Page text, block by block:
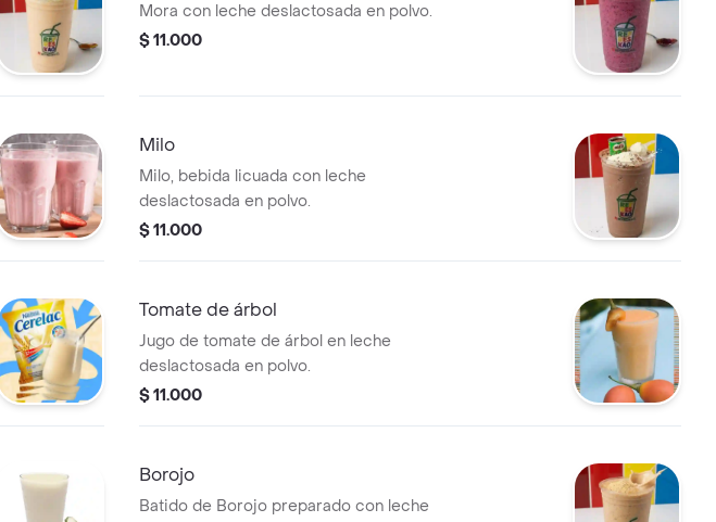
Mora con leche deslactosada en polvo.
$ 11.000
Milo
Milo, bebida licuada con leche
deslactosada en polvo.
$ 11.000
Tomate de árbol
Jugo de tomate de árbol en leche
deslactosada en polvo.
$ 11.000
Borojo
Batido de Borojo preparado con leche